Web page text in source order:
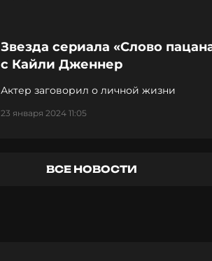
Звезда сериала «Слово
с Кайли Дженнер
Актер заговорил о личной жизни
23 января 2024 11:05
ВСЕ НОВОСТИ